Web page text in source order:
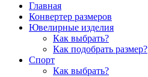
Главная
Конвертер размеров
Ювелирные изделия
Как выбрать?
Как подобрать размер?
Спорт
Как выбрать?